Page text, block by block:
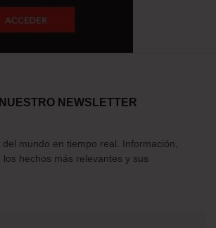
NEWSLETTER
del mundo en tiempo real. Información,
hechos más relevantes y sus